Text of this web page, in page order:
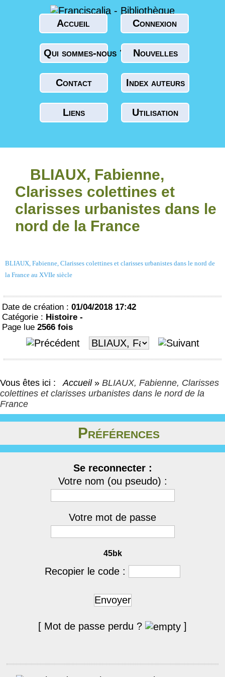
Accueil Connexion
Qui sommes-nous ? Nouvelles
Contact Index auteurs
Liens Utilisation
BLIAUX, Fabienne,
Clarisses colettines et
clarisses urbanistes dans le
nord de la France
BLIAUX, Fabienne, Clarisses colettines et clarisses urbanistes dans le nord de
la France au XVIIe siècle
Date de création : 01/04/2018 17:42
Catégorie : Histoire -
Page lue 2566 fois
Vous êtes ici : Accueil » BLIAUX, Fabienne, Clarisses
colettines et clarisses urbanistes dans le nord de la
France
Préférences
Se reconnecter :
Votre nom (ou pseudo) :
Votre mot de passe
45bk
Recopier le code :
Envoyer
[ Mot de passe perdu ? ]